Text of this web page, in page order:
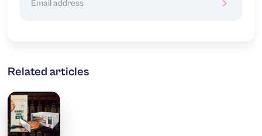
Related articles